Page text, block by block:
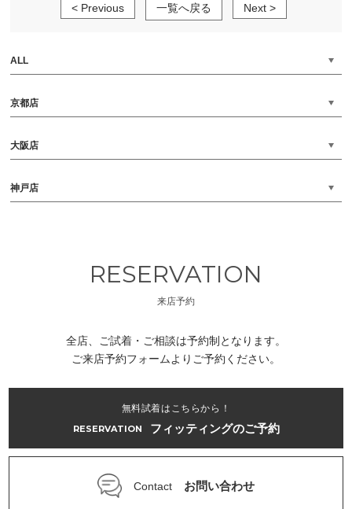
< Previous 一覧へ戻る Next >
ALL
京都店
大阪店
神戸店
RESERVATION
来店予約
全店、ご試着・ご相談は予約制となります。
ご来店予約フォームよりご予約ください。
無料試着はこちらから！
RESERVATION
フィッティングのご予約
Contact お問い合わせ